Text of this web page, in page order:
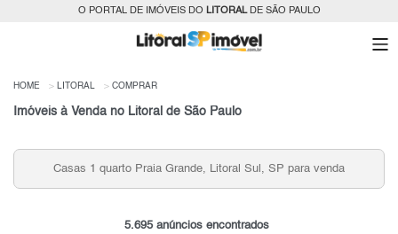
O PORTAL DE IMÓVEIS DO LITORALDE SÃO PAULO
HOME LITORAL COMPRAR
Imóveis à Venda no Litoral de São Paulo
Venda de Casas com Piscina em Mongaguá, Litoral Sul,
SP
5.695 anúncios encontrados